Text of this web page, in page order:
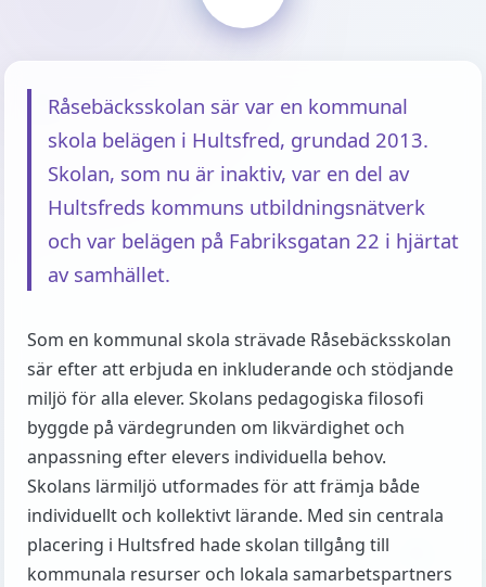
Råsebäcksskolan sär var en kommunal
skola belägen i Hultsfred, grundad 2013.
Skolan, som nu är inaktiv, var en del av
Hultsfreds kommuns utbildningsnätverk
och var belägen på Fabriksgatan 22 i hjärtat
av samhället.
Som en kommunal skola strävade Råsebäcksskolan
sär efter att erbjuda en inkluderande och stödjande
miljö för alla elever. Skolans pedagogiska filosofi
byggde på värdegrunden om likvärdighet och
anpassning efter elevers individuella behov.
Skolans lärmiljö utformades för att främja både
individuellt och kollektivt lärande. Med sin centrala
placering i Hultsfred hade skolan tillgång till
kommunala resurser och lokala samarbetspartners